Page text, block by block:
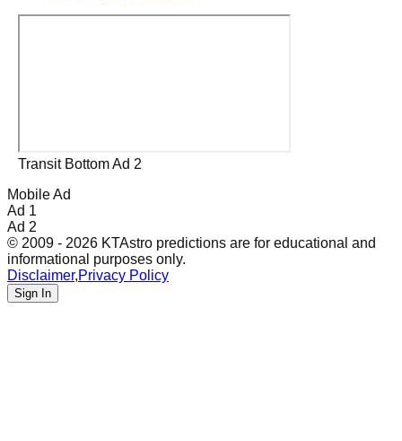
Transit Bottom Ad 2
Mobile Ad
Ad 1
Ad 2
© 2009 - 2026 KTAstro predictions are for educational and
informational purposes only.
Disclaimer,Privacy Policy
Sign In